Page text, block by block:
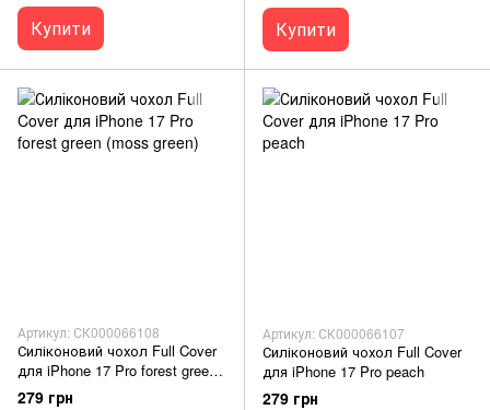
Купити Купити
Артикул: СК000066108
Силіконовий чохол Full Cover
для iPhone 17 Pro forest green
(moss green)
279 грн
Артикул: СК000066107
Силіконовий чохол Full Cover
для iPhone 17 Pro peach
279 грн